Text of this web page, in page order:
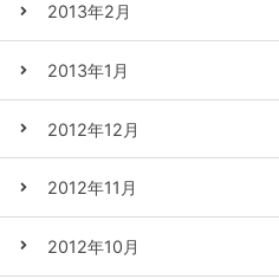
2013年2月
2013年1月
2012年12月
2012年11月
2012年10月